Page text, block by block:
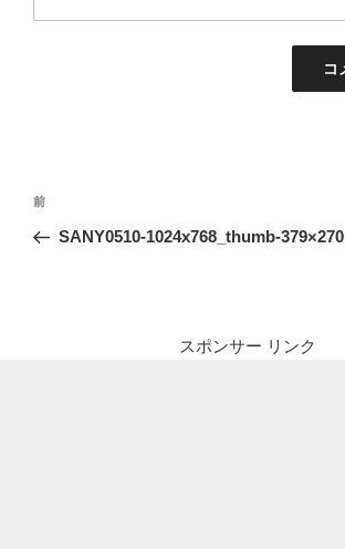
投
ナ
前
の
前
SANY0510-1024x768_thumb-379×270
スポンサー リンク